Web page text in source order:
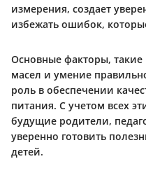
измерения, создает
избежать ошибок,
Основные факторы, такие
масел и умение
роль в обеспечении
питания. С учетом всех
будущие родители,
уверенно готовить
детей.